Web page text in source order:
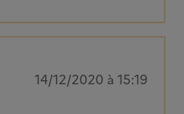
14/12/2020 à 15:19